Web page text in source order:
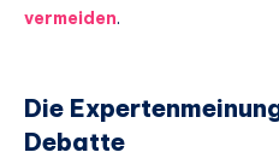
vermeiden.
Die
Debatte